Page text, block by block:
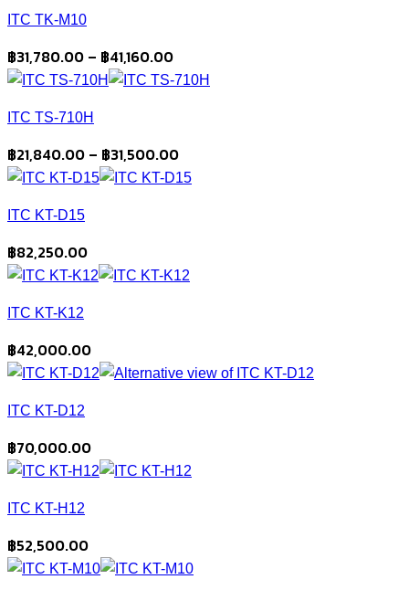
ITC TK-M10
฿31,780.00 – ฿41,160.00Price
range:
฿41,160.00
ITC TS-710H
฿21,840.00 – ฿31,500.00Price
range:
ITC KT-D15
฿82,250.00
ITC KT-K12
฿42,000.00
ITC KT-D12
฿70,000.00
ITC KT-H12
฿52,500.00